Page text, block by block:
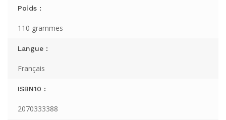
Poids :
110 grammes
Langue :
Français
ISBN10 :
2070333388